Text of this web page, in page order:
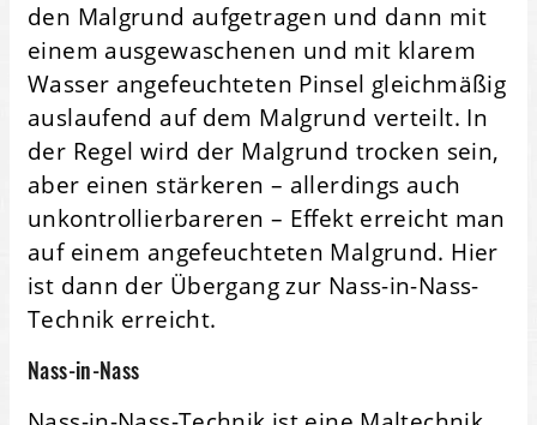
den Malgrund aufgetragen und dann mit
einem ausgewaschenen und mit klarem
Wasser angefeuchteten Pinsel gleichmäßig
auslaufend auf dem Malgrund verteilt. In
der Regel wird der Malgrund trocken sein,
aber einen stärkeren – allerdings auch
unkontrollierbareren – Effekt erreicht man
auf einem angefeuchteten Malgrund. Hier
ist dann der Übergang zur Nass-in-Nass-
Technik erreicht.
Nass-in-Nass